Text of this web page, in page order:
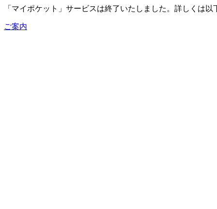
「マイポケット」サービスは終了いたしました。詳しくは
ご案内